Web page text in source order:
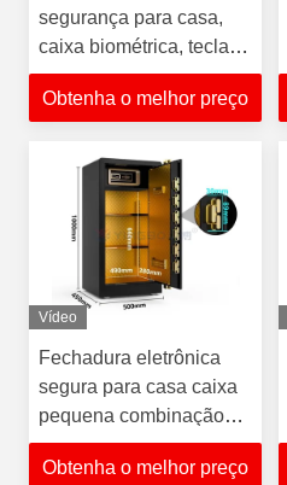
segurança para casa,
caixa biométrica, teclado
seguro para casa,
enorme, seguro
Obtenha o melhor preço
Vídeo
Fechadura eletrônica
segura para casa caixa
pequena combinação
segura melhor casa
segura
Obtenha o melhor preço